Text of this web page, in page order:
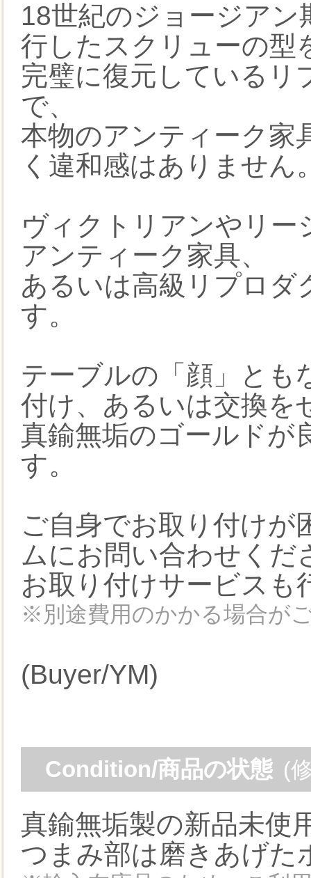
18世紀のジョージア
行したスクリューの型
完璧に復元しているリ
で、
本物のアンティーク家
く違和感はありません
ヴィクトリアンやリ
アンティーク家具、
あるいは高級リプロダ
す。
テーブルの「顔」とも
付け、あるいは交換を
真鍮無垢のゴールドが
す。
ご自身でお取り付けが
ムにお問い合わせくだ
お取り付けサービスも
※別途費用のかかる場合が
(Buyer/YM)
Condition/商品の状態 (
真鍮無垢製の新品未使
つまみ部は磨きあげた